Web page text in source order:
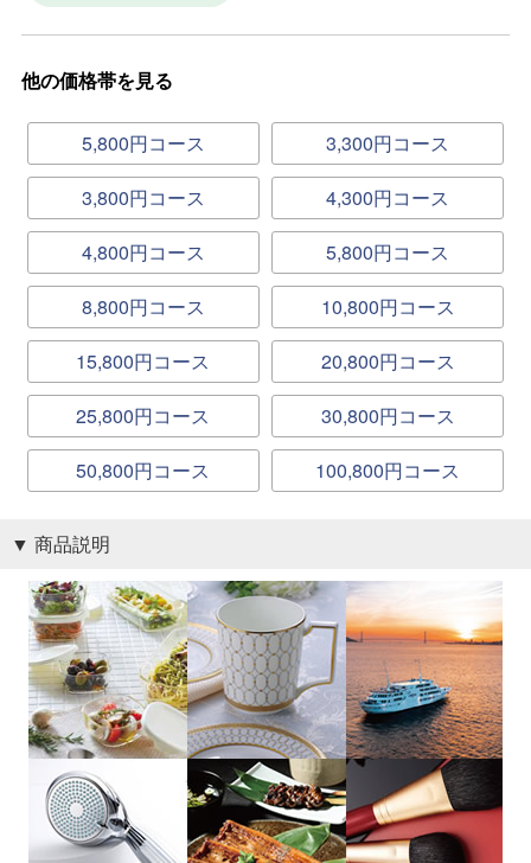
他の価格帯を見る
5,800円コース
3,300円コース
3,800円コース
4,300円コース
4,800円コース
5,800円コース
8,800円コース
10,800円コース
15,800円コース
20,800円コース
25,800円コース
30,800円コース
50,800円コース
100,800円コース
商品説明